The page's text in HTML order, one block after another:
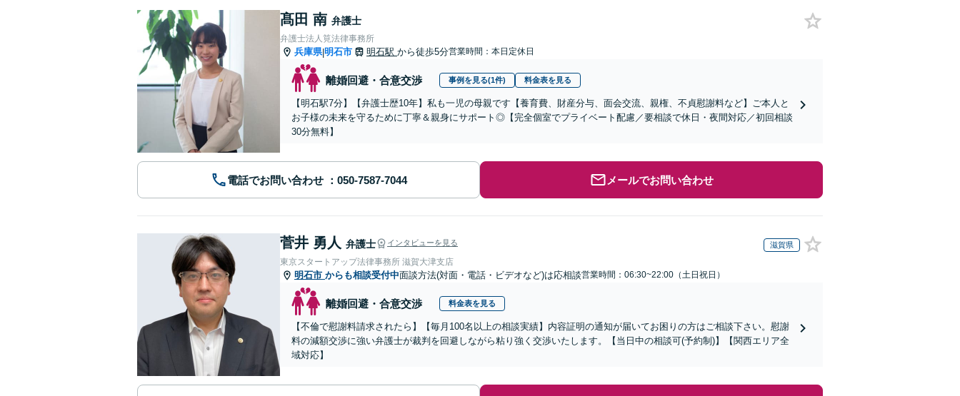
髙田 南 弁護士
弁護士法人筧法律事務所
兵庫県|明石市 明石駅 から徒歩5分営業時間：本日定休日
離婚回避・合意交渉 事例を見る(1件) 料金表を見る
【明石駅7分】【弁護士歴10年】私も一児の母親です【養育費、財産分与、面会交流、親権、不貞慰謝料など】ご本人と
お子様の未来を守るために丁寧＆親身にサポート◎【完全個室でプライベート配慮／要相談で休日・夜間対応／初回相談
30分無料】
電話でお問い合わせ メールでお問い合わせ
菅井 勇人 弁護士 インタビューを見る 滋賀県
東京スタートアップ法律事務所 滋賀大津支店
明石市 からも相談受付中面談方法(対面・電話・ビデオなど)は応相談営業時間：06:30~22:00（土日祝日）
離婚回避・合意交渉 料金表を見る
【不倫で慰謝料請求されたら】【毎月100名以上の相談実績】内容証明の通知が届いてお困りの方はご相談下さい。慰謝
料の減額交渉に強い弁護士が裁判を回避しながら粘り強く交渉いたします。【当日中の相談可(予約制)】【関西エリア全
域対応】